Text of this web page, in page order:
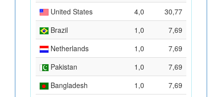
United States
4,0
30,77
Brazil
1,0
7,69
Netherlands
1,0
7,69
Pakistan
1,0
7,69
Bangladesh
1,0
7,69